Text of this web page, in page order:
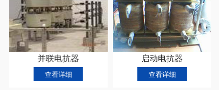
并联电抗器
查看详细
启动电抗器
查看详细